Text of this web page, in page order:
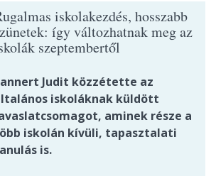
iskolakezdés, hosszabb
így változhatnak meg az
szeptembertől
Judit közzétette az
iskoláknak küldött
aminek része a
iskolán kívüli, tapasztalati
is.